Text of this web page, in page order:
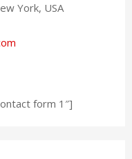
York, USA
form 1″]